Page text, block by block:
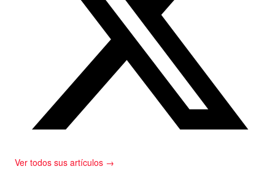
Ver todos sus artículos →